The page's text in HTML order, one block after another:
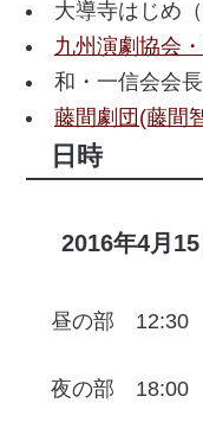
大導寺はじめ
九州演劇協会
和・一信会会
藤間劇団(藤間
日時
2016年4月15
昼の部 12:30
夜の部 18:00